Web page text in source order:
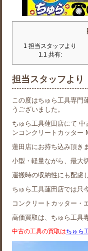
1 担当スタッフより
1.1 共有:
担当スタッフより
この度はちゅら工具専門
うございました。
ちゅら工具蓮田店にて
ンコンクリートカッター
蓮田店にお持ち込み頂き
小型・軽量ながら、最大
運搬時の収納性にも配慮
ちゅら工具蓮田店では只
コンクリートカッター・
高価買取は、ちゅら工具
中古の工具の買取はちゅら